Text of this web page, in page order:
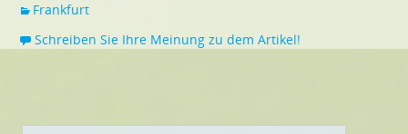
Frankfurt
Schreiben Sie Ihre Meinung zu dem Artikel!